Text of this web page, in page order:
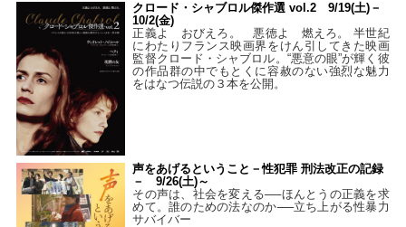
クロード・シャブロル傑作選 vol.2 9/19(土)－
10/2(金)
正義よ おびえろ。 悪徳よ 燃えろ。 半世紀
にわたりフランス映画界をけん引してきた映画
監督クロード・シャブロル。“悪意の眼”が輝く彼
の作品群の中でもとくに容赦のない強烈な魅力
をはなつ伝説の３本を公開。
声をあげるということ－性犯罪 刑法改正の記録
－ 9/26(土)～
その声は、社会を変える──ほんとうの正義を求
めて。誰のための法なのか──立ち上がる性暴力
サバイバー